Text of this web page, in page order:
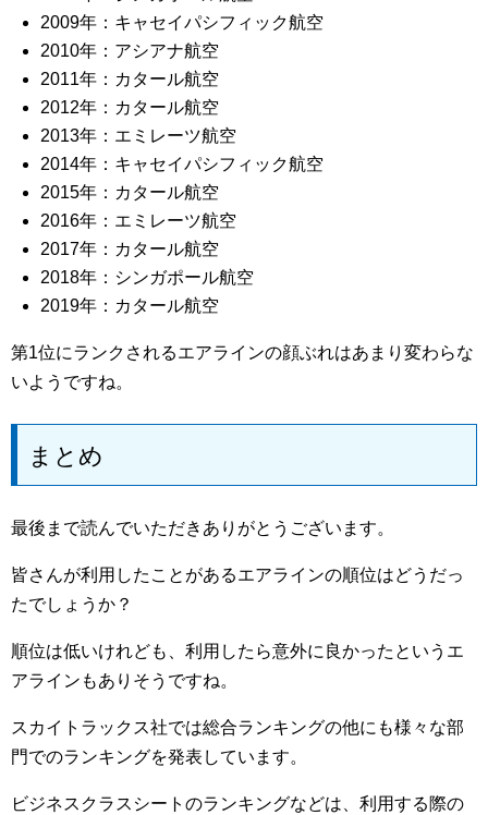
2009年：キャセイパシフィック航空
2010年：アシアナ航空
2011年：カタール航空
2012年：カタール航空
2013年：エミレーツ航空
2014年：キャセイパシフィック航空
2015年：カタール航空
2016年：エミレーツ航空
2017年：カタール航空
2018年：シンガポール航空
2019年：カタール航空
第1位にランクされるエアラインの顔ぶれはあまり変わらな
いようですね。
まとめ
最後まで読んでいただきありがとうございます。
皆さんが利用したことがあるエアラインの順位はどうだっ
たでしょうか？
順位は低いけれども、利用したら意外に良かったというエ
アラインもありそうですね。
スカイトラックス社では総合ランキングの他にも様々な部
門でのランキングを発表しています。
ビジネスクラスシートのランキングなどは、利用する際の